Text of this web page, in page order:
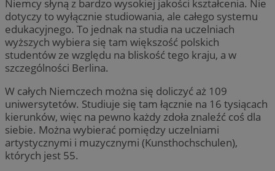
Niemcy słyną z bardzo wysokiej jakości kształcenia. Nie
dotyczy to wyłącznie studiowania, ale całego systemu
edukacyjnego. To jednak na studia na uczelniach
wyższych wybiera się tam większość polskich
studentów ze względu na bliskość tego kraju, a w
szczególności Berlina.
W całych Niemczech można się doliczyć aż 109
uniwersytetów. Studiuje się tam łącznie na 16 tysiącach
kierunków, więc na pewno każdy zdoła znaleźć coś dla
siebie. Można wybierać pomiędzy uczelniami
artystycznymi i muzycznymi (Kunsthochschulen),
których jest 55.